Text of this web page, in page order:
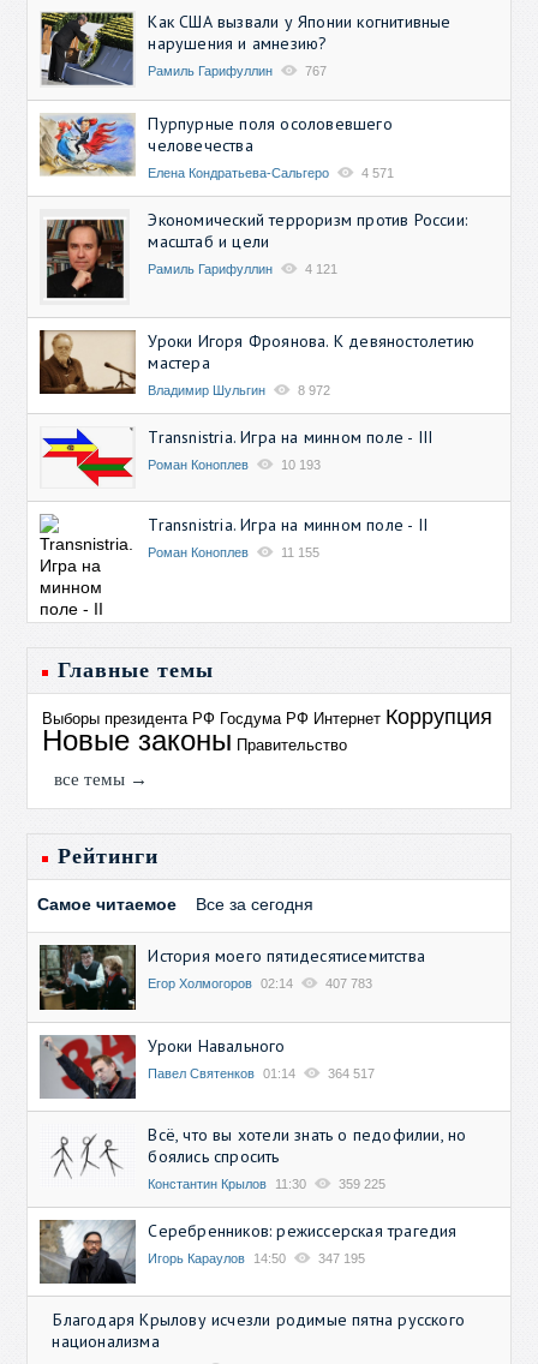
Как США вызвали у Японии когнитивные
нарушения и амнезию?
Рамиль Гарифуллин 767
Пурпурные поля осоловевшего
человечества
Елена Кондратьева-Сальгеро 4 571
Экономический терроризм против России:
масштаб и цели
Рамиль Гарифуллин 4 121
Уроки Игоря Фроянова. К девяностолетию
мастера
Владимир Шульгин 8 972
Transnistria. Игра на минном поле - III
Роман Коноплев 10 193
Transnistria. Игра на минном поле - II
Роман Коноплев 11 155
Главные темы
Выборы президента РФ Госдума РФ Интернет Коррупция
Новые законы Правительство
все темы →
Рейтинги
Самое читаемое Все за сегодня
История моего пятидесятисемитства
Егор Холмогоров 02:14 407 783
Уроки Навального
Павел Святенков 01:14 364 517
Всё, что вы хотели знать о педофилии, но
боялись спросить
Константин Крылов 11:30 359 225
Серебренников: режиссерская трагедия
Игорь Караулов 14:50 347 195
Благодаря Крылову исчезли родимые пятна русского
национализма